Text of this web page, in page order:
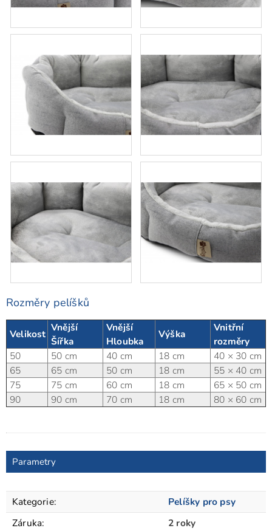
Rozměry pelíšků
Velikost
Vnější
Šířka
Vnější
Hloubka
Výška
Vnitřní
rozměry
50
50 cm 40 cm 18 cm
40 × 30 cm
65
65 cm 50 cm 18 cm
55 × 40 cm
75
75 cm 60 cm 18 cm
65 × 50 cm
90
90 cm 70 cm 18 cm 80 × 60 cm
Parametry
Kategorie:
Pelíšky pro psy
Záruka:
2 roky